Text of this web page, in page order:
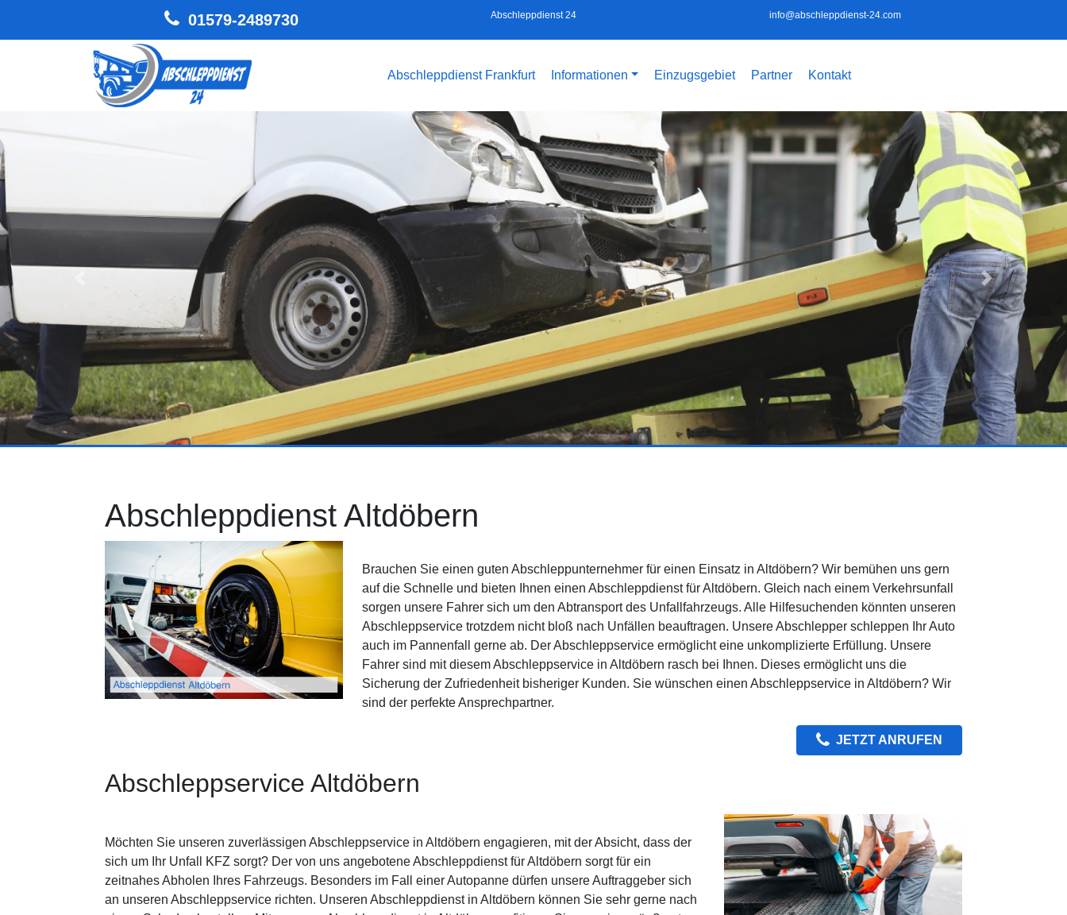
01579-2489730 Abschleppdienst 24 info@abschleppdienst-24.com
Hauptnavigation Abschleppdienst Frankfurt Informationen Einzugsgebiet Partner Kontakt
Zurück Weiter
Abschleppdienst Altdöbern
Brauchen Sie einen guten Abschleppunternehmer für einen Einsatz in Altdöbern? Wir bemühen uns gern
auf die Schnelle und bieten Ihnen einen Abschleppdienst für Altdöbern. Gleich nach einem Verkehrsunfall
sorgen unsere Fahrer sich um den Abtransport des Unfallfahrzeugs. Alle Hilfesuchenden könnten unseren
Abschleppservice trotzdem nicht bloß nach Unfällen beauftragen. Unsere Abschlepper schleppen Ihr Auto
auch im Pannenfall gerne ab. Der Abschleppservice ermöglicht eine unkomplizierte Erfüllung. Unsere
Fahrer sind mit diesem Abschleppservice in Altdöbern rasch bei Ihnen. Dieses ermöglicht uns die
Sicherung der Zufriedenheit bisheriger Kunden. Sie wünschen einen Abschleppservice in Altdöbern? Wir
sind der perfekte Ansprechpartner.
JETZT ANRUFEN
Abschleppservice Altdöbern
Möchten Sie unseren zuverlässigen Abschleppservice in Altdöbern engagieren, mit der Absicht, dass der
sich um Ihr Unfall KFZ sorgt? Der von uns angebotene Abschleppdienst für Altdöbern sorgt für ein
zeitnahes Abholen Ihres Fahrzeugs. Besonders im Fall einer Autopanne dürfen unsere Auftraggeber sich
an unseren Abschleppservice richten. Unseren Abschleppdienst in Altdöbern können Sie sehr gerne nach